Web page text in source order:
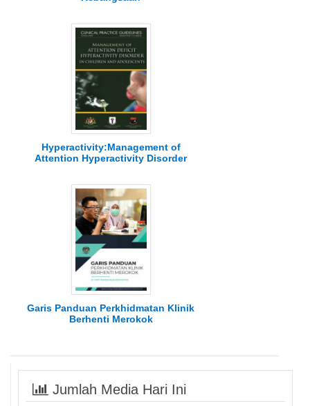
Hyperactivity:Management of
Attention Hyperactivity Disorder
Garis Panduan Perkhidmatan Klinik
Berhenti Merokok
Jumlah Media Hari Ini